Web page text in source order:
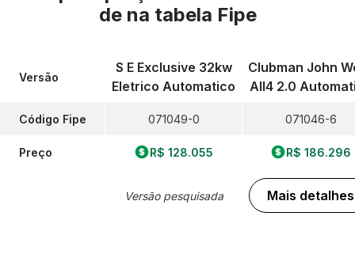
de na tabela Fipe
Versão
Código Fipe
Preço
S E Exclusive 32kw
Eletrico Automatico
071049-0
R$ 128.055
Versão pesquisada
Clubman John
All4 2.0
071046-6
R$ 186.296
Mais detalhes